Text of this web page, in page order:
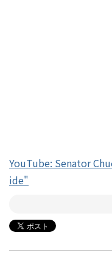
YouTube: Senator
ide"